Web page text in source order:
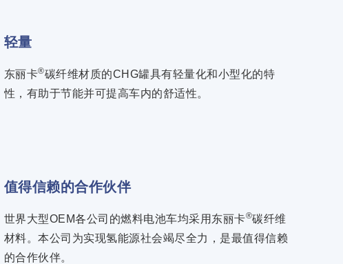
轻量
东丽卡®碳纤维材质的CHG罐具有轻量化和小型化的特
性，有助于节能并可提高车内的舒适性。
值得信赖的合作伙伴
世界大型OEM各公司的燃料电池车均采用东丽卡®碳纤维
材料。本公司为实现氢能源社会竭尽全力，是最值得信赖
的合作伙伴。